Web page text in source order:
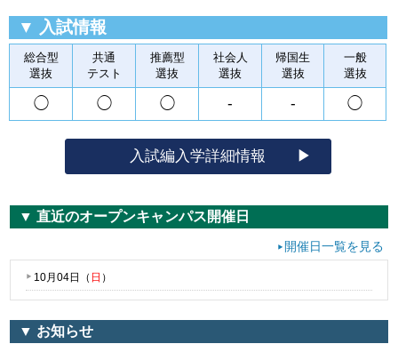
▼ 入試情報
総合型
選抜
共通
テスト
推薦型
選抜
社会人
選抜
帰国生
選抜
一般
選抜
◯ ◯ ◯ ‐ ‐ ◯
入試編入学詳細情報
▼ お知らせ
▼ 直近のオープンキャンパス開催日
開催日一覧を見る
10月04日（ 日 ）